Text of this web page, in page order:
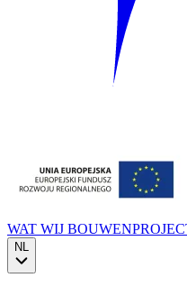
WAT WIJ BOUWEN
NL